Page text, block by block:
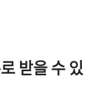
받을 수 있